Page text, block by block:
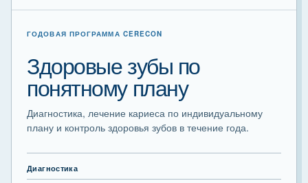
ГОДОВАЯ ПРОГРАММА CERECON
Здоровые зубы по
понятному плану
Диагностика, лечение кариеса по индивидуальному
плану и контроль здоровья зубов в течение года.
Диагностика